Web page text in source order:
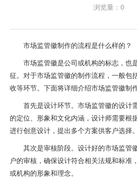
浏览量：0
市场监管徽制作的流程是什么样的？
市场监管徽是公司或机构的标志，也
征。对于市场监管徽的制作流程，一般包
收等环节。下面将详细介绍市场监管徽制
首先是设计环节。市场监管徽的设计
的定位、形象和文化内涵，设计师需要根
进行创意设计，提出多个方案供客户选择。
其次是审核阶段。设计好的市场监管
户的审核，确保设计符合相关法规和标准
或机构的形象和理念。